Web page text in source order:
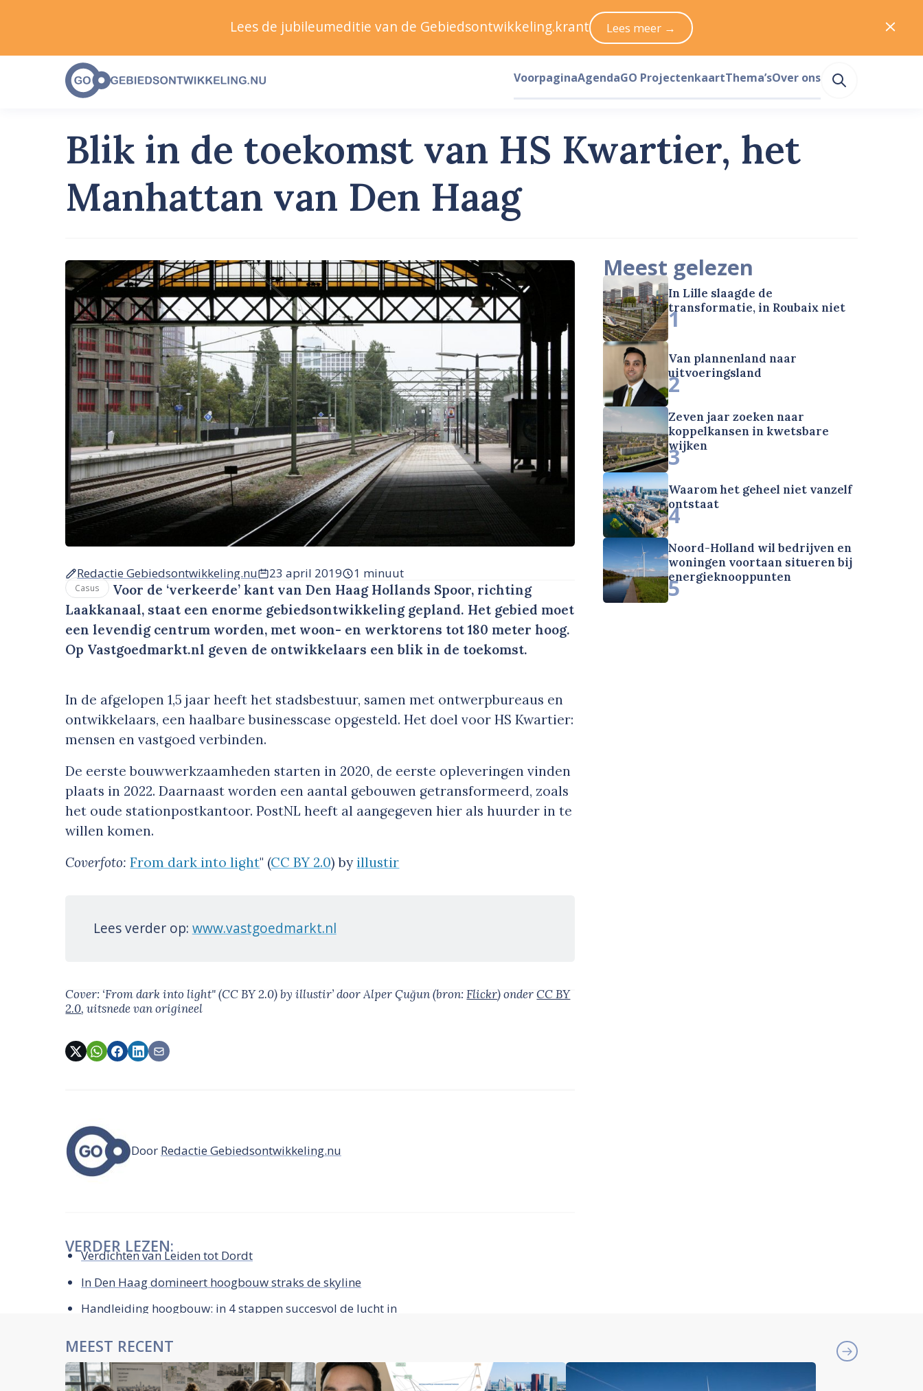
Blik in de toekomst van HS Kwartier, het
Manhattan van Den Haag
Redactie Gebiedsontwikkeling.nu 23 april 2019 1 minuut
Casus
Voor de ‘verkeerde’ kant van Den Haag Hollands Spoor, richting
Laakkanaal, staat een enorme gebiedsontwikkeling gepland. Het gebied moet
een levendig centrum worden, met woon- en werktorens tot 180 meter hoog.
Op Vastgoedmarkt.nl geven de ontwikkelaars een blik in de toekomst.
In de afgelopen 1,5 jaar heeft het stadsbestuur, samen met ontwerpbureaus en
ontwikkelaars, een haalbare businesscase opgesteld. Het doel voor HS Kwartier:
mensen en vastgoed verbinden.
De eerste bouwwerkzaamheden starten in 2020, de eerste opleveringen vinden
plaats in 2022. Daarnaast worden een aantal gebouwen getransformeerd, zoals
het oude stationpostkantoor. PostNL heeft al aangegeven hier als huurder in te
willen komen.
Coverfoto:From dark into light" (CC BY 2.0) by illustir
Lees verder op: www.vastgoedmarkt.nl
Cover: ‘From dark into light" (CC BY 2.0) by illustir’door Alper Çuğun(bron:Flickr)onderCC BY
2.0, uitsnede van origineel
Door Redactie Gebiedsontwikkeling.nu
VERDER LEZEN:
Verdichten van Leiden tot Dordt
In Den Haag domineert hoogbouw straks de skyline
Handleiding hoogbouw: in 4 stappen succesvol de lucht in
Meest gelezen
In Lille slaagde de
transformatie, in Roubaix niet
1
Van plannenland naar
uitvoeringsland
2
Zeven jaar zoeken naar
koppelkansen in kwetsbare
wijken
3
Waarom het geheel niet vanzelf
ontstaat
4
Noord-Holland wil bedrijven en
woningen voortaan situeren bij
energieknooppunten
5
MEEST RECENT
Lees de jubileumeditie van de Gebiedsontwikkeling.krant Lees meer →
VoorpaginaAgendaGO ProjectenkaartThema’sOver ons